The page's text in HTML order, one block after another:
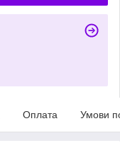
Оплата Умови